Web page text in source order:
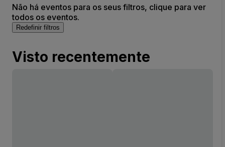
Não há eventos para os seus filtros, clique para ver
todos os eventos.
Redefinir filtros
Visto recentemente